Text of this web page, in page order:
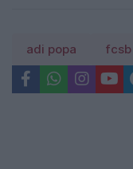
adi popa fcsb